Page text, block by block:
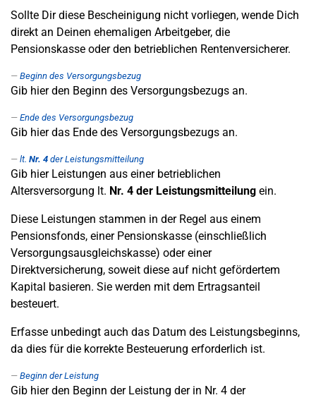
Sollte Dir diese Bescheinigung nicht vorliegen, wende Dich
direkt an Deinen ehemaligen Arbeitgeber, die
Pensionskasse oder den betrieblichen Rentenversicherer.
Beginn des Versorgungsbezug
Gib hier den Beginn des Versorgungsbezugs an.
Ende des Versorgungsbezug
Gib hier das Ende des Versorgungsbezugs an.
lt. Nr. 4 der Leistungsmitteilung
Gib hier Leistungen aus einer betrieblichen
Altersversorgung lt. Nr. 4 der Leistungsmitteilung ein.
Diese Leistungen stammen in der Regel aus einem
Pensionsfonds, einer Pensionskasse (einschließlich
Versorgungsausgleichskasse) oder einer
Direktversicherung, soweit diese auf nicht gefördertem
Kapital basieren. Sie werden mit dem Ertragsanteil
besteuert.
Erfasse unbedingt auch das Datum des Leistungsbeginns,
da dies für die korrekte Besteuerung erforderlich ist.
Beginn der Leistung
Gib hier den Beginn der Leistung der in Nr. 4 der